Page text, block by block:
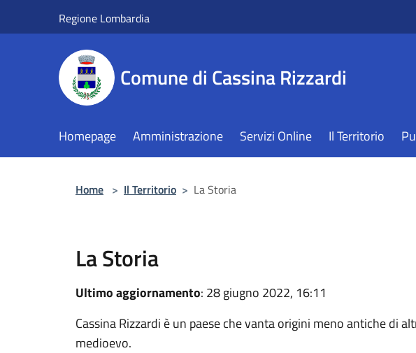
Regione Lombardia
Comune di Cassina Rizzardi
Homepage Amministrazione Servizi Online Il Territorio
Home > Il Territorio > La Storia
La Storia
Ultimo aggiornamento: 28 giugno 2022, 16:11
Cassina Rizzardi è un paese che vanta origini meno antiche di
medioevo.